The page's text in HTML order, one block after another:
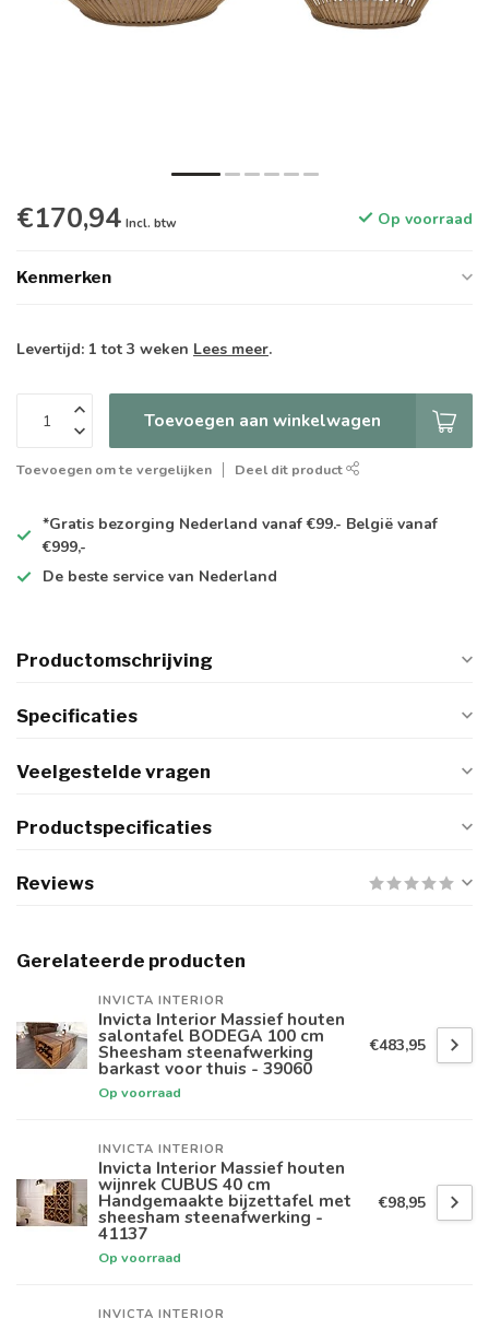
€170,94 Incl. btw Op voorraad
Kenmerken
Levertijd: 1 tot 3 weken Lees meer.
Toevoegen aan winkelwagen
Toevoegen om te vergelijken Deel dit product
*Gratis bezorging Nederland vanaf €99.- België vanaf
€999,-
De beste service van Nederland
Productomschrijving
Specificaties
Veelgestelde vragen
Productspecificaties
Reviews
Gerelateerde producten
INVICTA INTERIOR
Invicta Interior Massief houten
salontafel BODEGA 100 cm
Sheesham steenafwerking
barkast voor thuis - 39060
Op voorraad
€483,95
INVICTA INTERIOR
Invicta Interior Massief houten
wijnrek CUBUS 40 cm
Handgemaakte bijzettafel met
sheesham steenafwerking -
41137
Op voorraad
€98,95
INVICTA INTERIOR